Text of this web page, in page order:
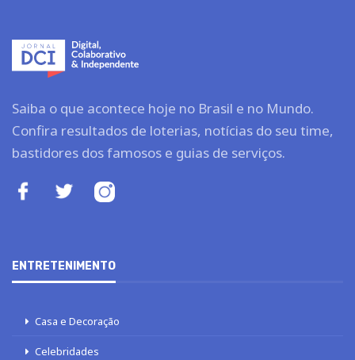
Saiba o que acontece hoje no Brasil e no Mundo.
Confira resultados de loterias, notícias do seu time,
bastidores dos famosos e guias de serviços.
ENTRETENIMENTO
Casa e Decoração
Celebridades